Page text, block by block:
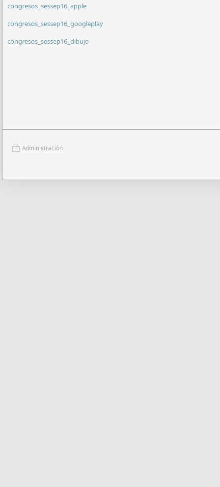
congresos_sessep16_apple
congresos_sessep16_googleplay
congresos_sessep16_dibujo
Administración